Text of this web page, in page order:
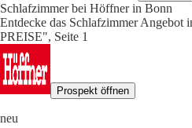
Schlafzimmer bei Höffner in Bonn
Entdecke das Schlafzimmer
PREISE", Seite 1
Prospekt öffnen
neu